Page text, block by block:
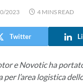
2023 4 MINS READ
Twitter
e Novotic ha
l’area logistica